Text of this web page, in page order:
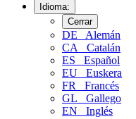
Idioma:
Cerrar
DE
Alemán
CA
Catalán
ES
Español
EU
Euskera
FR
Francés
GL
Gallego
EN
Inglés